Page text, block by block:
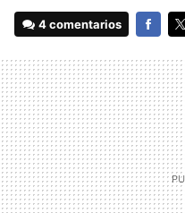
4 comentarios